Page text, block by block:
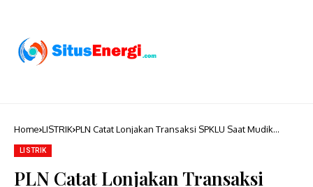
Home LISTRIK PLN Catat Lonjakan Transaksi SPKLU Saat Mudik
LISTRIK
PLN Catat Lonjakan Transaksi